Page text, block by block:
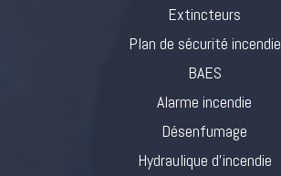
Extincteurs
Plan de sécurité incendie
BAES
Alarme incendie
Désenfumage
Hydraulique d’incendie